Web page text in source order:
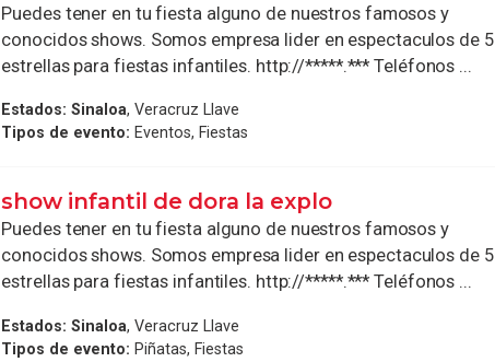
Puedes tener en tu fiesta alguno de nuestros famosos y
conocidos shows. Somos empresa lider en espectaculos de 5
estrellas para fiestas infantiles. http://*****.*** Teléfonos ...
Estados: Sinaloa, Veracruz Llave
Tipos de evento: Eventos, Fiestas
show infantil de dora la explo
Puedes tener en tu fiesta alguno de nuestros famosos y
conocidos shows. Somos empresa lider en espectaculos de 5
estrellas para fiestas infantiles. http://*****.*** Teléfonos ...
Estados: Sinaloa, Veracruz Llave
Tipos de evento: Piñatas, Fiestas